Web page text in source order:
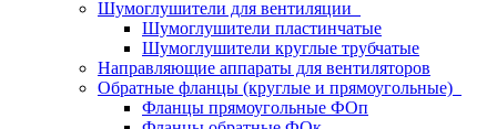
Шумоглушители для вентиляции
Шумоглушители пластинчатые
Шумоглушители круглые трубчатые
Направляющие аппараты для вентиляторов
Обратные фланцы (круглые и прямоугольные)
Фланцы прямоугольные ФОп